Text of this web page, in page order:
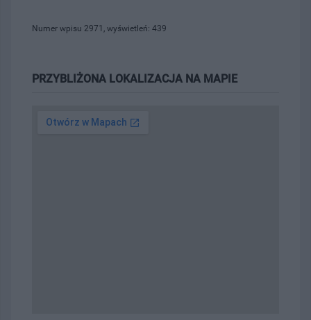
Numer wpisu 2971, wyświetleń: 439
PRZYBLIŻONA LOKALIZACJA NA MAPIE